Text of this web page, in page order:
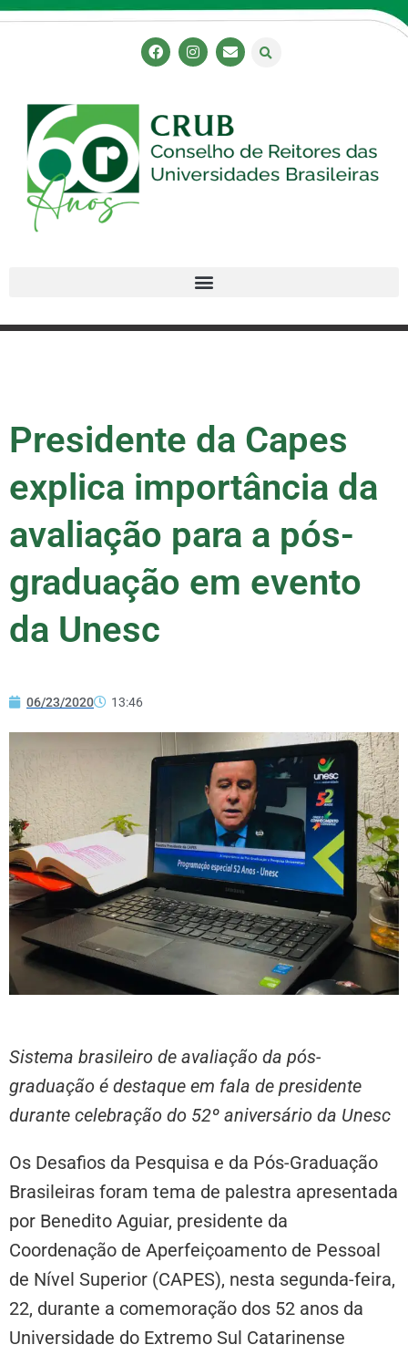
Presidente da Capes
explica importância da
avaliação para a pós-
graduação em evento
da Unesc
06/23/2020 13:46
Sistema brasileiro de avaliação da pós-
graduação é destaque em fala de presidente
durante celebração do 52º aniversário da Unesc
Os Desafios da Pesquisa e da Pós-Graduação
Brasileiras foram tema de palestra apresentada
por Benedito Aguiar, presidente da
Coordenação de Aperfeiçoamento de Pessoal
de Nível Superior (CAPES), nesta segunda-feira,
22, durante a comemoração dos 52 anos da
Universidade do Extremo Sul Catarinense